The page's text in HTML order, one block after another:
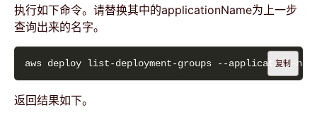
执行如下命令。请替换其中的applicationName为上一步
查询出来的名字。
复制
返回结果如下。